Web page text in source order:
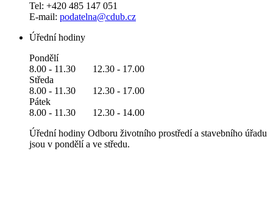
Tel: +420 485 147 051
E-mail: podatelna@cdub.cz
Úřední hodiny
Pondělí
8.00 - 11.30 12.30 - 17.00
Středa
8.00 - 11.30 12.30 - 17.00
Pátek
8.00 - 11.30 12.30 - 14.00
Úřední hodiny Odboru životního prostředí a stavebního úřadu
jsou v pondělí a ve středu.